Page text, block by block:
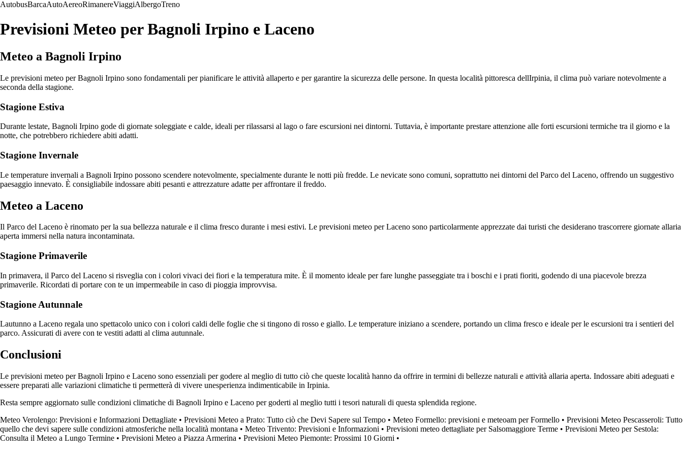
AutobusBarcaAutoAereoRimanereViaggiAlbergoTreno
Previsioni Meteo per Bagnoli Irpino e Laceno
Meteo a Bagnoli Irpino
Le previsioni meteo per Bagnoli Irpino sono fondamentali per pianificare le attività allaperto e per garantire la sicurezza delle persone. In questa località pittoresca dellIrpinia, il clima può variare notevolmente a
seconda della stagione.
Stagione Estiva
Durante lestate, Bagnoli Irpino gode di giornate soleggiate e calde, ideali per rilassarsi al lago o fare escursioni nei dintorni. Tuttavia, è importante prestare attenzione alle forti escursioni termiche tra il giorno e la
notte, che potrebbero richiedere abiti adatti.
Stagione Invernale
Le temperature invernali a Bagnoli Irpino possono scendere notevolmente, specialmente durante le notti più fredde. Le nevicate sono comuni, soprattutto nei dintorni del Parco del Laceno, offrendo un suggestivo
paesaggio innevato. È consigliabile indossare abiti pesanti e attrezzature adatte per affrontare il freddo.
Meteo a Laceno
Il Parco del Laceno è rinomato per la sua bellezza naturale e il clima fresco durante i mesi estivi. Le previsioni meteo per Laceno sono particolarmente apprezzate dai turisti che desiderano trascorrere giornate allaria
aperta immersi nella natura incontaminata.
Stagione Primaverile
In primavera, il Parco del Laceno si risveglia con i colori vivaci dei fiori e la temperatura mite. È il momento ideale per fare lunghe passeggiate tra i boschi e i prati fioriti, godendo di una piacevole brezza
primaverile. Ricordati di portare con te un impermeabile in caso di pioggia improvvisa.
Stagione Autunnale
Lautunno a Laceno regala uno spettacolo unico con i colori caldi delle foglie che si tingono di rosso e giallo. Le temperature iniziano a scendere, portando un clima fresco e ideale per le escursioni tra i sentieri del
parco. Assicurati di avere con te vestiti adatti al clima autunnale.
Conclusioni
Le previsioni meteo per Bagnoli Irpino e Laceno sono essenziali per godere al meglio di tutto ciò che queste località hanno da offrire in termini di bellezze naturali e attività allaria aperta. Indossare abiti adeguati e
essere preparati alle variazioni climatiche ti permetterà di vivere unesperienza indimenticabile in Irpinia.
Resta sempre aggiornato sulle condizioni climatiche di Bagnoli Irpino e Laceno per goderti al meglio tutti i tesori naturali di questa splendida regione.
Meteo Verolengo: Previsioni e Informazioni Dettagliate • Previsioni Meteo a Prato: Tutto ciò che Devi Sapere sul Tempo • Meteo Formello: previsioni e meteoam per Formello • Previsioni Meteo Pescasseroli: Tutto
quello che devi sapere sulle condizioni atmosferiche nella località montana • Meteo Trivento: Previsioni e Informazioni • Previsioni meteo dettagliate per Salsomaggiore Terme • Previsioni Meteo per Sestola:
Consulta il Meteo a Lungo Termine • Previsioni Meteo a Piazza Armerina • Previsioni Meteo Piemonte: Prossimi 10 Giorni •